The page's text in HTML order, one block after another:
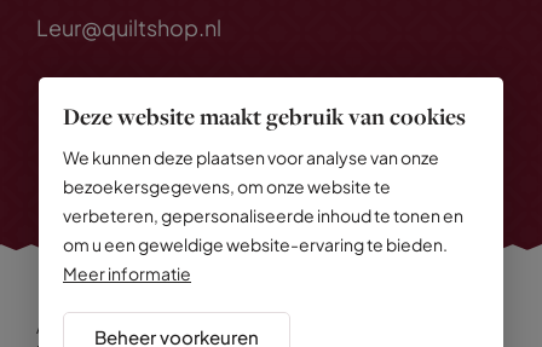
Deze website maakt gebruik van cookies
We kunnen deze plaatsen voor analyse van onze
bezoekersgegevens, om onze website te
verbeteren, gepersonaliseerde inhoud te tonen en
om u een geweldige website-ervaring te bieden.
Meer informatie
Beheer voorkeuren
Leur@quiltshop.nl
Alle rechten voorbehouden